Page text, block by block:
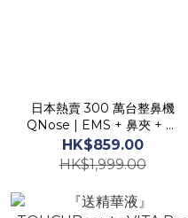
日本熱賣 300 萬台整鼻機
QNose | EMS + 鼻夾 + 藍
光 LED | 10 分鐘打造精緻
小鼻| 改善豬膽鼻肉肉鼻鼻翼
闊
HK$859.00
HK$1,999.00